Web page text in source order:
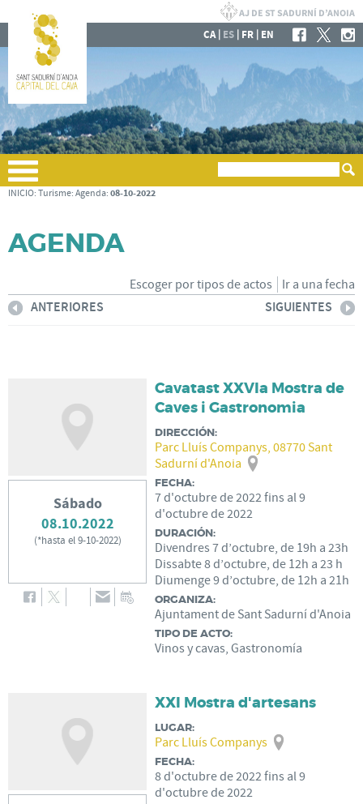
CA| ES | FR | EN
INICIO: Turisme: Agenda: 08-10-2022
AGENDA
Escoger por tipos de actos Ir a una fecha
ANTERIORES SIGUIENTES
Sábado
08.10.2022
(*hasta el 9-10-2022)
Cavatast XXVIa Mostra de
Caves i Gastronomia
DIRECCIÓN:
Parc Lluís Companys, 08770 Sant
Sadurní d'Anoia
FECHA:
7d'octubrede2022fins al9
d'octubrede2022
DURACIÓN:
Divendres 7 d’octubre, de 19h a 23h
Dissabte 8 d’octubre, de 12h a 23 h
Diumenge 9 d’octubre, de 12h a 21h
ORGANIZA:
Ajuntament de Sant Sadurní d'Anoia
TIPO DE ACTO:
Vinos y cavas, Gastronomía
XXI Mostra d'artesans
LUGAR:
Parc Lluís Companys
FECHA:
8d'octubrede2022fins al9
d'octubrede2022